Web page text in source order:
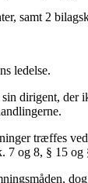
samt 2
ledelse.
dirigent, der
træffes
7 og 8, § 15 og